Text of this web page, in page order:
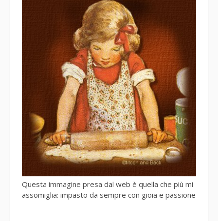
Questa immagine presa dal web è quella che più mi
assomiglia: impasto da sempre con gioia e passione